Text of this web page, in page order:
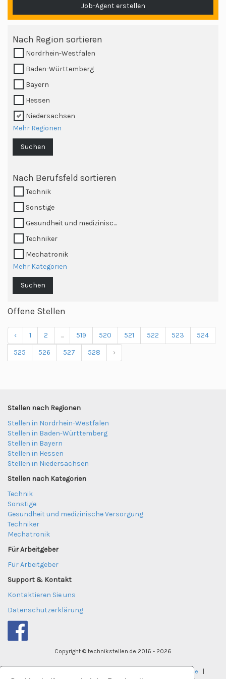
Job-Agent erstellen
Nach Region sortieren
Nordrhein-Westfalen
Baden-Württemberg
Bayern
Hessen
Niedersachsen
Mehr Regionen
Suchen
Nach Berufsfeld sortieren
Technik
Sonstige
Gesundheit und medizinisc...
Techniker
Mechatronik
Mehr Kategorien
Suchen
Offene Stellen
‹ 1 2 ... 519 520 521 522 523
524
525
526 527 528 ›
Stellen nach Regionen
Stellen in Nordrhein-Westfalen
Stellen in Baden-Württemberg
Stellen in Bayern
Stellen in Hessen
Stellen in Niedersachsen
Stellen nach Kategorien
Technik
Sonstige
Gesundheit und medizinische Versorgung
Techniker
Mechatronik
Für Arbeitgeber
Für Arbeitgeber
Support & Kontakt
Kontaktieren Sie uns
Datenschutzerklärung
Copyright © technikstellen.de 2016 - 2026
undervisningsjobb.se |